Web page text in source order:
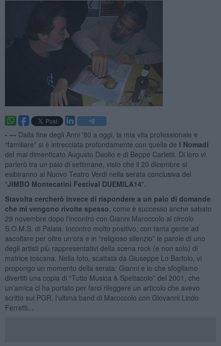
- — Dalla fine degli Anni '80 a oggi, la mia vita professionale e
“familiare” si è intrecciata profondamente con quella de I Nomadi
del mai dimenticato Augusto Daolio e di Beppe Carletti. Di loro vi
parlerò tra un paio di settimane, visto che il 20 dicembre si
esibiranno al Nuovo Teatro Verdi nella serata conclusiva del
"JIMBO Montecatini Festival DUEMILA14".
Stavolta cercherò invece di rispondere a un paio di domande
che mi vengono rivolte spesso , come è successo anche sabato
29 novembre dopo l'incontro con Gianni Maroccolo al circolo
S.O.M.S. di Palaia. Incontro molto positivo, con tanta gente ad
ascoltare per oltre un'ora e in “religioso silenzio” le parole di uno
degli artisti più rappresentativi della scena rock (e non solo) di
matrice toscana. Nella foto, scattata da Giuseppe Lo Bartolo, vi
propongo un momento della serata: Gianni e io che sfogliamo
divertiti una copia di “Tutto Musica & Spettacolo” del 2001, che
un'amica ci ha portato per farci rileggere un articolo che avevo
scritto sui PGR, l'ultima band di Maroccolo con Giovanni Lindo
Ferretti...